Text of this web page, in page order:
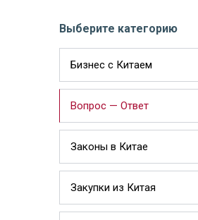
Выберите категорию
Бизнес с Китаем
Вопрос — Ответ
Законы в Китае
Закупки из Китая